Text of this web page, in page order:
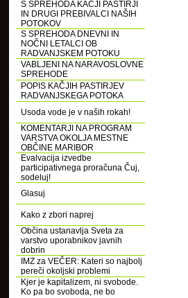
S SPREHODA KAČJI PASTIRJI
IN DRUGI PREBIVALCI NAŠIH
POTOKOV
S SPREHODA DNEVNI IN
NOČNI LETALCI OB
RADVANJSKEM POTOKU
VABLJENI NA NARAVOSLOVNE
SPREHODE
POPIS KAČJIH PASTIRJEV
RADVANJSKEGA POTOKA
Usoda vode je v naših rokah!
KOMENTARJI NA PROGRAM
VARSTVA OKOLJA MESTNE
OBČINE MARIBOR
Evalvacija izvedbe
participativnega proračuna Čuj,
sodeluj!
Glasuj
Kako z zbori naprej
Občina ustanavlja Sveta za
varstvo uporabnikov javnih
dobrin
IMZ za VEČER: Kateri so najbolj
pereči okoljski problemi
Kjer je kapitalizem, ni svobode.
Ko pa bo svoboda, ne bo